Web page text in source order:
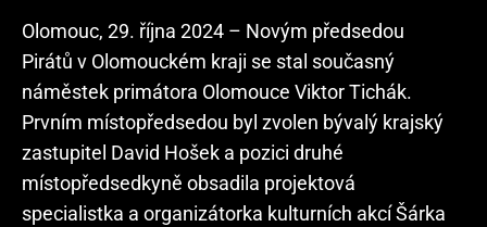
Olomouc, 29. října 2024 – Novým předsedou
Pirátů v Olomouckém kraji se stal současný
náměstek primátora Olomouce Viktor Tichák.
Prvním místopředsedou byl zvolen bývalý krajský
zastupitel David Hošek a pozici druhé
místopředsedkyně obsadila projektová
specialistka a organizátorka kulturních akcí Šárka